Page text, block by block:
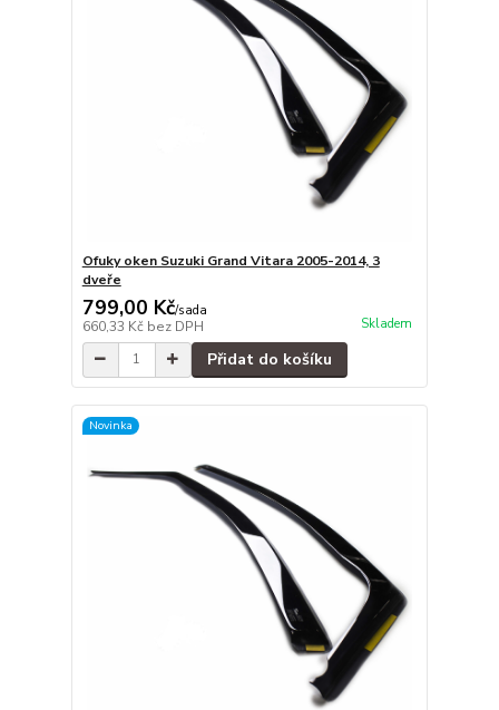
Ofuky oken Suzuki Grand Vitara 2005-2014, 3
dveře
799,00 Kč/sada
660,33 Kč bez DPH Skladem
Přidat do košíku
Novinka